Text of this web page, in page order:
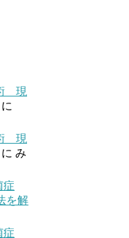
現
に
現
に み
症
を解
症